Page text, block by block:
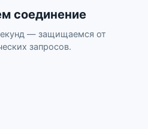
соединение
— защищаемся от
запросов.